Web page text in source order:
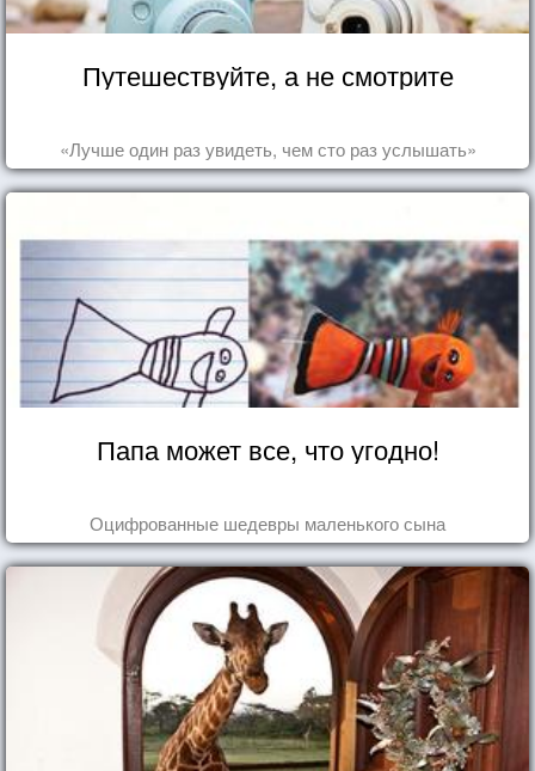
Путешествуйте, а не смотрите
«Лучше один раз увидеть, чем сто раз услышать»
Папа может все, что угодно!
Оцифрованные шедевры маленького сына